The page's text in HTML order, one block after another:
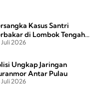
Kasus Santri
di Lombok Tengah
Pasal Tambahan
Juli 2026
Ungkap Jaringan
Antar Pulau
Juli 2026